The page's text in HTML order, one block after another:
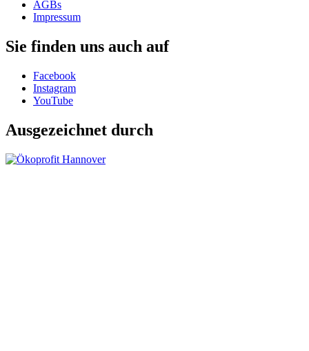
AGBs
Impressum
Sie finden uns auch auf
Facebook
Instagram
YouTube
Ausgezeichnet durch